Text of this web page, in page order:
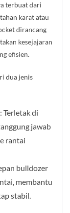
terbuat dari
karat atau
dirancang
kesejajaran
efisien.
dua jenis
Terletak di
jawab
rantai
bulldozer
membantu
stabil.